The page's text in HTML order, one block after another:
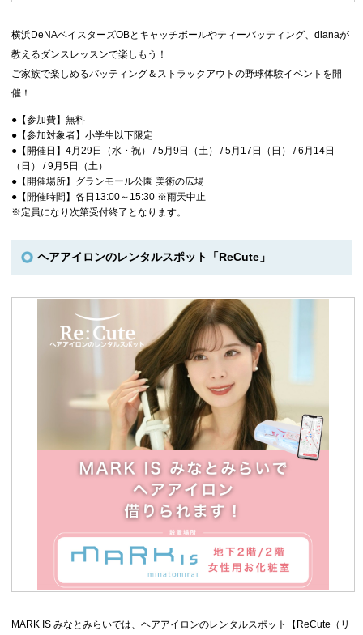
横浜DeNAベイスターズOBとキャッチボールやティーバッティング、dianaが
教えるダンスレッスンで楽しもう！
ご家族で楽しめるバッティング＆ストラックアウトの野球体験イベントを開
催！
●【参加費】無料
●【参加対象者】小学生以下限定
●【開催日】4月29日（水・祝） / 5月9日（土） / 5月17日（日） / 6月14日
（日） / 9月5日（土）
●【開催場所】グランモール公園 美術の広場
●【開催時間】各日13:00～15:30 ※雨天中止
※定員になり次第受付終了となります。
ヘアアイロンのレンタルスポット「ReCute」
MARK IS みなとみらいでは、ヘアアイロンのレンタルスポット【ReCute（リ